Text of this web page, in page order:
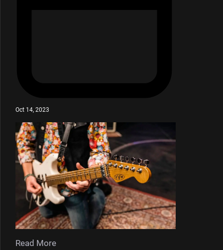
Oct 14, 2023
Read More